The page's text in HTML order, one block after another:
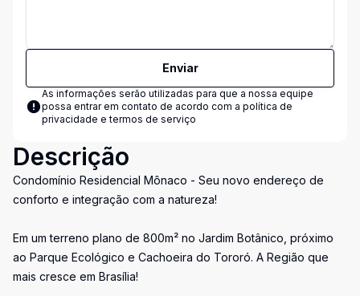
Enviar
As informações serão utilizadas para que a nossa equipe
possa entrar em contato de acordo com a política de
privacidade e termos de serviço
Descrição
Condomínio Residencial Mônaco - Seu novo endereço de
conforto e integração com a natureza!
Em um terreno plano de 800m² no Jardim Botânico, próximo
ao Parque Ecológico e Cachoeira do Tororó. A Região que
mais cresce em Brasília!